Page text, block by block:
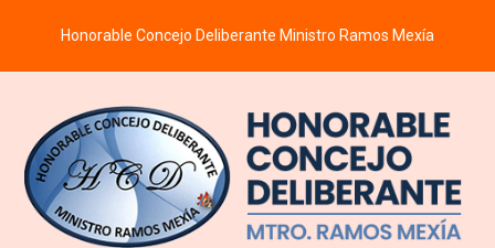
Honorable Concejo Deliberante Ministro Ramos Mexía